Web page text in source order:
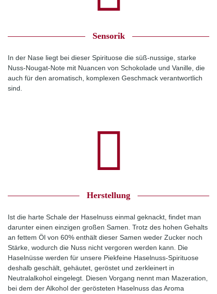
Sensorik
In der Nase liegt bei dieser Spirituose die süß-nussige, starke
Nuss-Nougat-Note mit Nuancen von Schokolade und Vanille, die
auch für den aromatisch, komplexen Geschmack verantwortlich
sind.
Herstellung
Ist die harte Schale der Haselnuss einmal geknackt, findet man
darunter einen einzigen großen Samen. Trotz des hohen Gehalts
an fettem Öl von 60% enthält dieser Samen weder Zucker noch
Stärke, wodurch die Nuss nicht vergoren werden kann. Die
Haselnüsse werden für unsere Piekfeine Haselnuss-Spirituose
deshalb geschält, gehäutet, geröstet und zerkleinert in
Neutralalkohol eingelegt. Diesen Vorgang nennt man Mazeration,
bei dem der Alkohol der gerösteten Haselnuss das Aroma